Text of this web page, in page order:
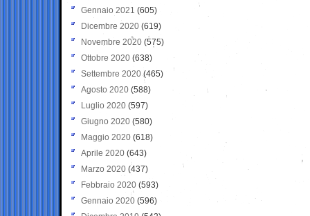
Gennaio 2021 (605)
Dicembre 2020 (619)
Novembre 2020 (575)
Ottobre 2020 (638)
Settembre 2020(465)
Agosto 2020 (588)
Luglio 2020 (597)
Giugno 2020 (580)
Maggio 2020 (618)
Aprile 2020 (643)
Marzo 2020 (437)
Febbraio 2020 (593)
Gennaio 2020 (596)